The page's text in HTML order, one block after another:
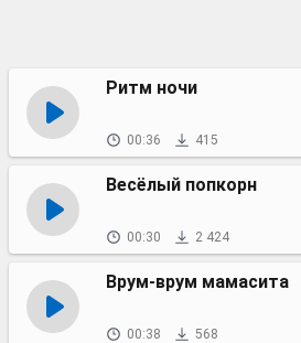
Ритм ночи
00:36 415
Весёлый попкорн
00:30 2 424
Врум-врум мамасита
00:38 568